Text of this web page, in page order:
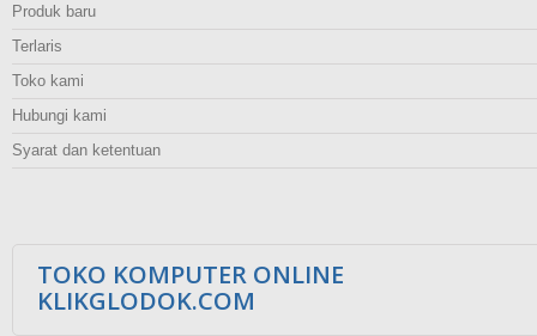
Produk baru
Terlaris
Toko kami
Hubungi kami
Syarat dan ketentuan
TOKO KOMPUTER ONLINE
KLIKGLODOK.COM